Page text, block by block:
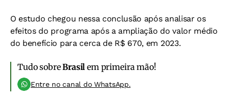
O estudo chegou nessa conclusão após analisar os
efeitos do programa após a ampliação do valor médio
do benefício para cerca de R$ 670, em 2023.
Tudo sobreBrasil em primeira mão!
Entre no canal do WhatsApp.